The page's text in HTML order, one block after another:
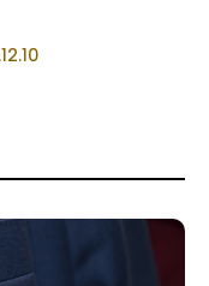
メ
キャリア